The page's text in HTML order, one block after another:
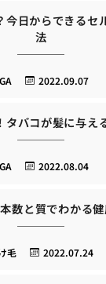
今日からできるセ
法
2022.09.07
タバコが髪に与え
2022.08.04
数と質でわかる
2022.07.24
毛